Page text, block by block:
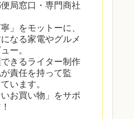
局窓口・専門商社
」をモットーに、
なる家電やグルメ
ー。
きるライター制作
責任を持って監
います。
いお買い物」をサポ